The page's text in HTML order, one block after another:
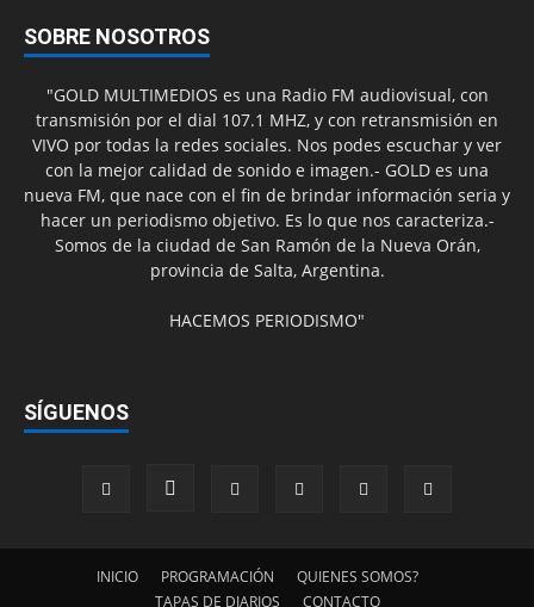
SOBRE NOSOTROS
"GOLD MULTIMEDIOS es una Radio FM audiovisual, con
transmisión por el dial 107.1 MHZ, y con retransmisión en
VIVO por todas la redes sociales. Nos podes escuchar y ver
con la mejor calidad de sonido e imagen.- GOLD es una
nueva FM, que nace con el fin de brindar información seria y
hacer un periodismo objetivo. Es lo que nos caracteriza.-
Somos de la ciudad de San Ramón de la Nueva Orán,
provincia de Salta, Argentina.
HACEMOS PERIODISMO"
SÍGUENOS
INICIO PROGRAMACIÓN
QUIENES SOMOS?
TAPAS DE DIARIOS
CONTACTO